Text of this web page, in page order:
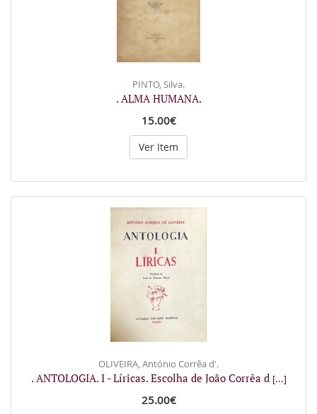
PINTO, Silva.
. ALMA HUMANA.
15.00€
Ver Item
OLIVEIRA, António Corrêa d'.
. ANTOLOGIA. I - Líricas. Escolha de João Corrêa d [...]
25.00€